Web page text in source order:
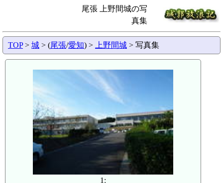
尾張 上野間城の写
真集
TOP> 城 > (尾張/愛知) > 上野間城 > 写真集
1: